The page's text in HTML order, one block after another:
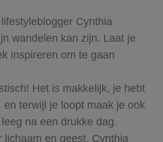
Cynthia
wandelen kan zijn. Laat je
inspireren om te gaan
Het is makkelijk, je hebt
en terwijl je loopt maak je ook
na een drukke dag.
lichaam en geest. Cynthia